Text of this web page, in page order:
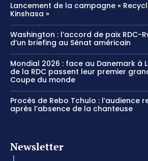
Lancement de la campagne «
Kinshasa »
Washington : l’accord de paix RDC-
d’un briefing au Sénat américain
Mondial 2026 : face au Danemark à
de la RDC passent leur premier
Coupe du monde
Procès de Rebo Tchulo : l’audience
après l’absence de la chanteuse
Newsletter